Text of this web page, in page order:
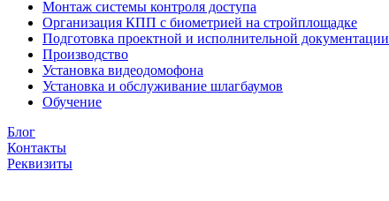
Монтаж системы контроля доступа
Организация КПП с биометрией на стройплощадке
Подготовка проектной и исполнительной документации
Производство
Установка видеодомофона
Установка и обслуживание шлагбаумов
Обучение
Блог
Контакты
Реквизиты